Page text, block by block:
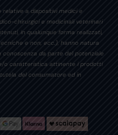
a dispositivi medici e
chirurgici e medicinali veterinari
in qualunque forma realizzati,
e non, ecc.), hanno natura
conoscenza da parte del potenziale
o caratteristica attinente i prodotti
del consumatore ed in